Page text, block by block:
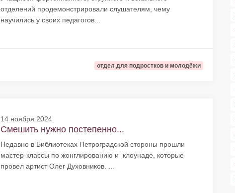
отделений продемонстрировали слушателям, чему
научились у своих педагогов...
отдел для подростков и молодёжи
14 ноября 2024
Смешить нужно постепенно...
Недавно в Библиотеках Петроградской стороны прошли
мастер-классы по жонглированию и клоунаде, которые
провел артист Олег Духовников. ...